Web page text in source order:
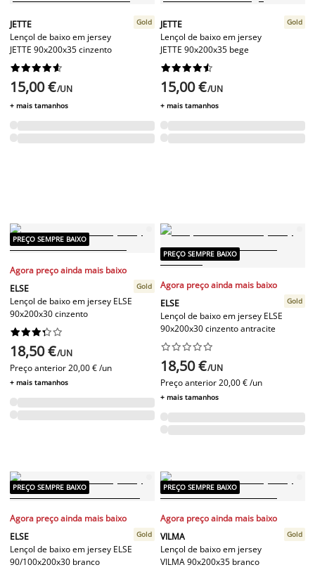
JETTE
Lençol de baixo em jersey
JETTE 90x200x35 cinzento
Gold






15,00 €/UN
+ mais tamanhos
JETTE
Lençol de baixo em jersey
JETTE 90x200x35 bege
Gold






15,00 €/UN
+ mais tamanhos
PREÇO SEMPRE BAIXO
Agora preço ainda mais baixo
ELSE
Lençol de baixo em jersey ELSE
90x200x30 cinzento
Gold






18,50 €/UN
Preço anterior20,00 € /un
+ mais tamanhos
PREÇO SEMPRE BAIXO
Agora preço ainda mais baixo
ELSE
Lençol de baixo em jersey ELSE
90x200x30 cinzento antracite
Gold






18,50 €/UN
Preço anterior20,00 € /un
+ mais tamanhos
PREÇO SEMPRE BAIXO
Agora preço ainda mais baixo
ELSE
Lençol de baixo em jersey ELSE
90/100x200x30 branco
Gold
PREÇO SEMPRE BAIXO
Agora preço ainda mais baixo
VILMA
Lençol de baixo em jersey
VILMA 90x200x35 branco
Gold